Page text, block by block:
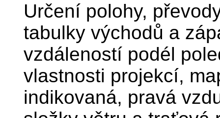
Určení polohy,
tabulky východů a
vzdáleností podél
vlastnosti projekcí,
indikovaná, pravá